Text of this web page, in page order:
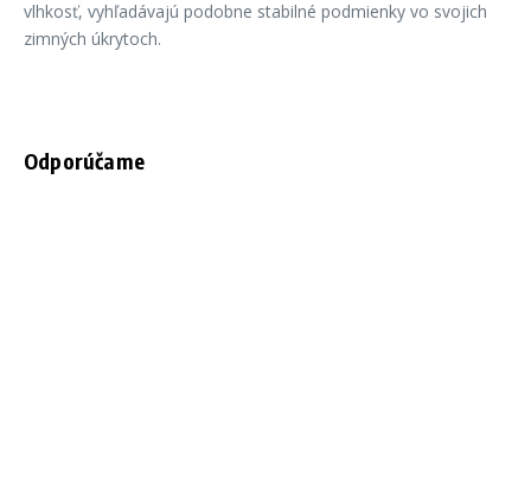
vlhkosť, vyhľadávajú podobne stabilné podmienky vo svojich
zimných úkrytoch.
Odporúčame